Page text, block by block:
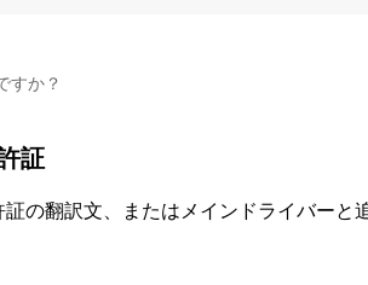
すか？
証
の翻訳文、またはメインドライバーと